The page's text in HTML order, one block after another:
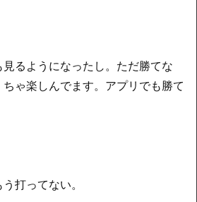
るようになったし。ただ勝てな
ゃ楽しんでます。アプリでも勝て
打ってない。